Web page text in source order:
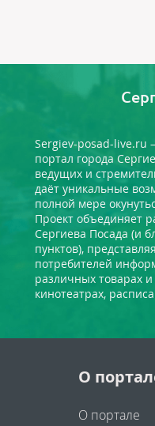
Sergiev-posad-live.ru
портал города
ведущих и
даёт уникальные
полной мере
Проект объединяет
Сергиева Посада (и
пунктов),
потребителей
различных товарах и
кинотеатрах,
О
О портале